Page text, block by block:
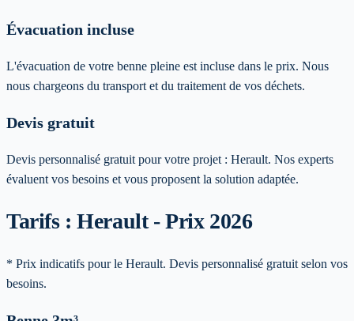
Évacuation incluse
L'évacuation de votre benne pleine est incluse dans le prix. Nous
nous chargeons du transport et du traitement de vos déchets.
Devis gratuit
Devis personnalisé gratuit pour votre projet : Herault. Nos experts
évaluent vos besoins et vous proposent la solution adaptée.
Tarifs : Herault - Prix 2026
* Prix indicatifs pour le Herault. Devis personnalisé gratuit selon vos
besoins.